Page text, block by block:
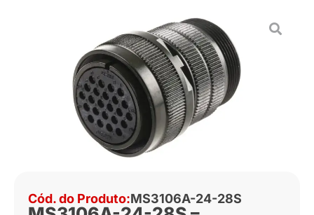
Cód. do Produto:MS3106A-24-28S